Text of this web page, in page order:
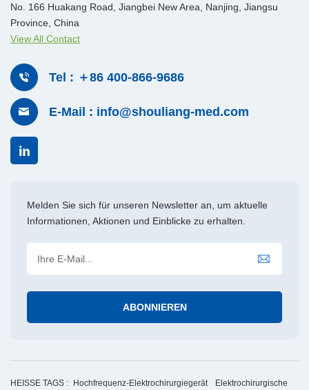
español
No. 166 Huakang Road, Jiangbei New Area, Nanjing, Jiangsu
Province, China
View All Contact
Tel : ＋86 400-866-9686
E-Mail : info@shouliang-med.com
Melden Sie sich für unseren Newsletter an, um aktuelle
Informationen, Aktionen und Einblicke zu erhalten.
HEISSE TAGS : Hochfrequenz-Elektrochirurgiegerät Elektrochirurgische